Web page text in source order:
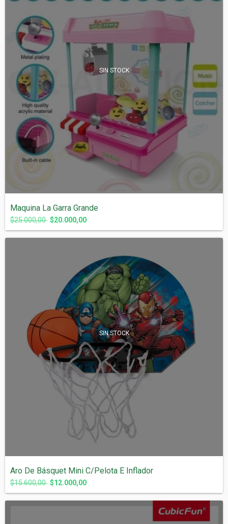
SIN STOCK
Maquina La Garra Grande
$25.000,00 $20.000,00
SIN STOCK
Aro De Básquet Mini C/Pelota E Inflador
$15.600,00 $12.000,00